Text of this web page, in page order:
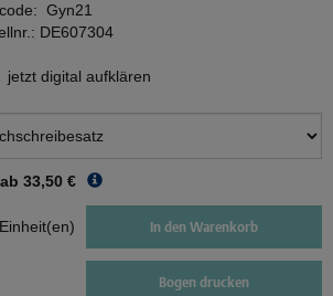
Gyn21
DE607304
jetzt digital aufklären
33,50 €
Einheit(en) In den Warenkorb
Bogen drucken